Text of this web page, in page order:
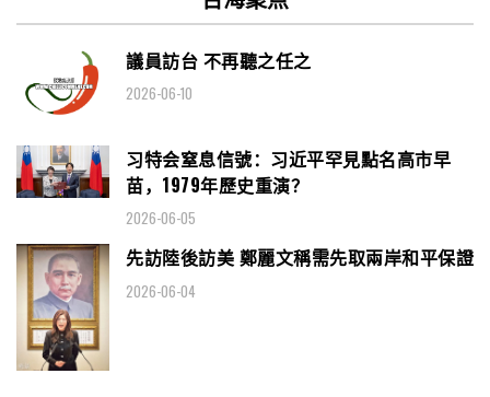
議員訪台 不再聽之任之
2026-06-10
习特会窒息信號：习近平罕見點名高市早
苗，1979年歷史重演？
2026-06-05
先訪陸後訪美 鄭麗文稱需先取兩岸和平保證
2026-06-04